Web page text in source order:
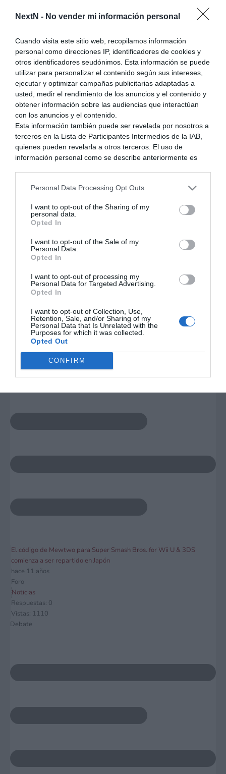
NextN - No vender mi información personal
Cuando visita este sitio web, recopilamos información
personal como direcciones IP, identificadores de cookies y
otros identificadores seudónimos. Esta información se puede
utilizar para personalizar el contenido según sus intereses,
ejecutar y optimizar campañas publicitarias adaptadas a
usted, medir el rendimiento de los anuncios y el contenido y
obtener información sobre las audiencias que interactúan
con los anuncios y el contenido.
Esta información también puede ser revelada por nosotros a
terceros en la Lista de Participantes Intermedios de la IAB,
quienes pueden revelarla a otros terceros. El uso de
información personal como se describe anteriormente es
generamos contenido relevante para nuestra audiencia.
recopilación y uso de datos en nuestra Política de
Privacidad.
terceros por nuestra parte, utilice la siguiente opción de
exclusión y confirme su selección. Tenga en cuenta que
después de que se procese su solicitud de exclusión, es
posible que continúe viendo anuncios basados en intereses
basados en la información personal utilizada por nosotros o
en información personal divulgada a terceros antes de su
Puede optar por no participar en la divulgación adicional de
su información personal por parte de terceros en la Lista de
participantes intermedios de la IAB.
Personal Data Processing Opt Outs
I want to opt-out of the Sharing of my
personal data.
Opted In
I want to opt-out of the Sale of my
Personal Data.
Opted In
I want to opt-out of processing my
Personal Data for Targeted Advertising.
Opted In
I want to opt-out of Collection, Use,
Retention, Sale, and/or Sharing of my
Personal Data that Is Unrelated with the
Purposes for which it was collected.
Opted Out
CONFIRM
3DS
Debate
hace 11 años
Respuestas: 0
Vistas: 1324
Debate
El código de Mewtwo para Super Smash Bros. for Wii U & 3DS
comienza a ser repartido en Japón
hace 11 años
Foro
Noticias
Respuestas: 0
Vistas: 1110
Debate